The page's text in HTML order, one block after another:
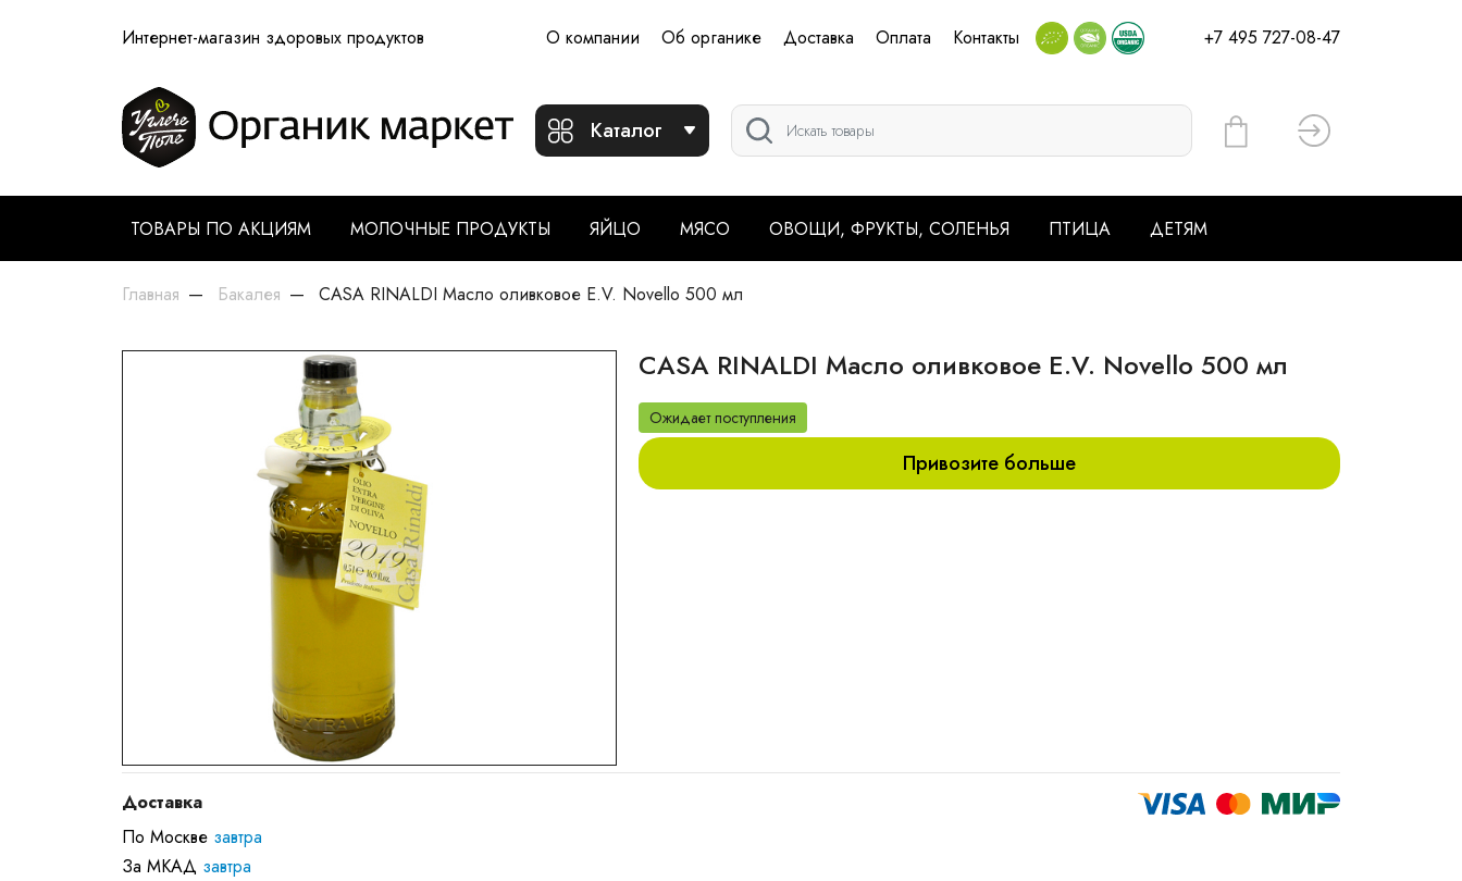
Интернет-магазин здоровых продуктов О компании Об органике Доставка Оплата Контакты +7 495 727-08-47
Каталог Вход
ТОВАРЫ ПО АКЦИЯМ МОЛОЧНЫЕ ПРОДУКТЫ ЯЙЦО МЯСО ОВОЩИ, ФРУКТЫ, СОЛЕНЬЯ ПТИЦА ДЕТЯМ
Главная Бакалея CASA RINALDI Масло оливковое E.V. Novello 500 мл
CASA RINALDI Масло оливковое E.V. Novello 500 мл
Ожидает поступления
Привозите больше
Доставка
По Москве завтра
За МКАД завтра